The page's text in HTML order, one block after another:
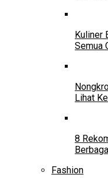
Kuliner
Semua
Lihat
8
Fashion